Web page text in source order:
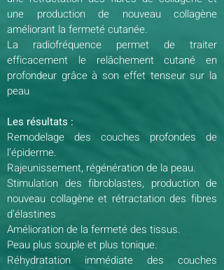
une production de nouveau collagène
améliorant la fermeté cutanée.
La radiofréquence permet de traiter
efficacement le relâchement cutané en
profondeur grâce à son effet tenseur sur la
peau
Les résultats :
Remodelage des couches profondes de
l’épiderme.
Rajeunissement, régénération de la peau.
Stimulation des fibroblastes, production de
nouveau collagène et rétractation des fibres
d’élastines
Amélioration de la fermeté des tissus.
Peau plus souple et plus tonique.
Réhydratation immédiate des couches